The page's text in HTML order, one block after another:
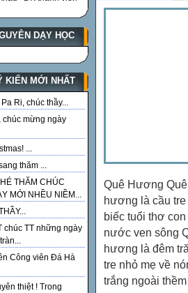
DẠY HỌC
KIẾN MỚI NHẤT
Ri, chúc thầy...
chúc mừng ngày
...
thăm ...
THĂM CHÚC
MỚI NHỀU NIỀM...
chúc TT những ngày
Công viên Đá Hà
thiệt ! Trong
Quê Hương
hương là cầu
biếc tuổi thơ
nước ven sông
hương là đêm
tre nhỏ mẹ về
trắng ngoài thềm